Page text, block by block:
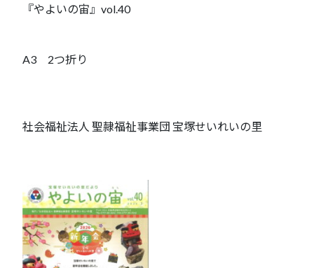
『やよいの宙』vol.40
A3 2つ折り
社会福祉法人 聖隷福祉事業団 宝塚せいれいの里